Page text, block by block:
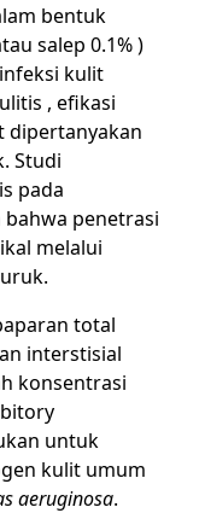
bentuk
salep 0.1% )
kulit
, efikasi
dipertanyakan
Studi
pada
penetrasi
melalui
total
interstisial
konsentrasi
untuk
kulit umum
aeruginosa.